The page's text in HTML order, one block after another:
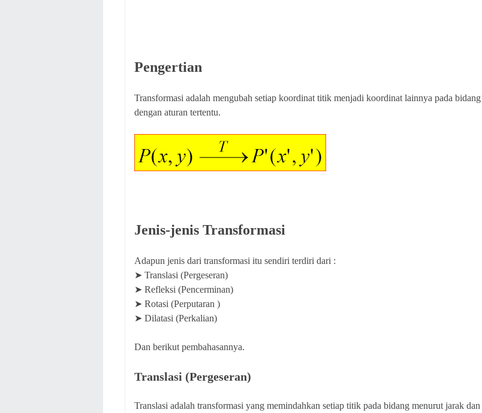
Pengertian
Transformasi adalah mengubah setiap koordinat titik menjadi koordinat lainnya pada bidang
dengan aturan tertentu.
Jenis-jenis Transformasi
Adapun jenis dari transformasi itu sendiri terdiri dari :
➤ Translasi (Pergeseran)
➤ Refleksi (Pencerminan)
➤ Rotasi (Perputaran )
➤ Dilatasi (Perkalian)
Dan berikut pembahasannya.
Translasi (Pergeseran)
Translasi adalah transformasi yang memindahkan setiap titik pada bidang menurut jarak dan